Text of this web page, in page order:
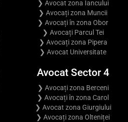
❯ Avocat zona Iancului
❯ Avocați zona Muncii
❯ Avocați în zona Obor
❯ Avocați Parcul Tei
❯ Avocați zona Pipera
❯ Avocat Universitate
Avocat Sector 4
❯ Avocați zona Berceni
❯ Avocați în zona Carol
❯ Avocat zona Giurgiului
❯ Avocați zona Olteniței